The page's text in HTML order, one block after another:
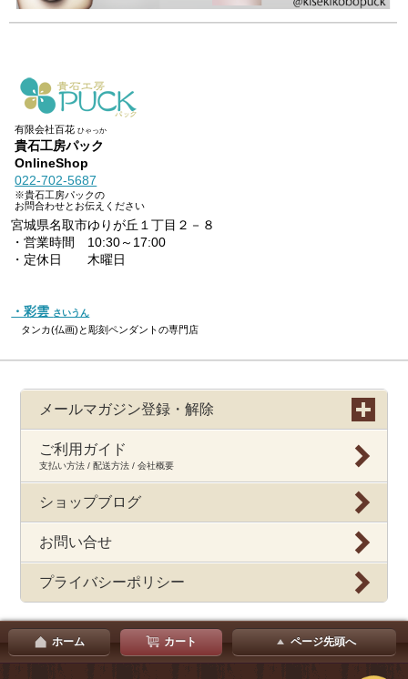
有限会社百花ひゃっか
貴石工房パック
OnlineShop
022-702-5687
※貴石工房パックの
お問合わせとお伝えください
宮城県名取市ゆりが丘１丁目２－８
・営業時間 10:30～17:00
・定休日 木曜日
・彩雲 さいうん
タンカ(仏画)と彫刻ペンダントの専門店
メールマガジン登録・解除
ご利用ガイド
支払い方法 / 配送方法 / 会社概要
ショップブログ
お問い合せ
プライバシーポリシー
ホーム カート ページ先頭へ